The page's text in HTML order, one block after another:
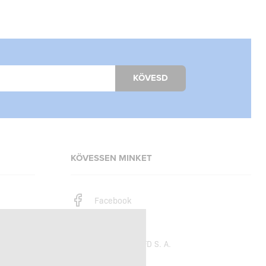
KÖVESD
KÖVESSEN MINKET
Facebook
SFD S. A.